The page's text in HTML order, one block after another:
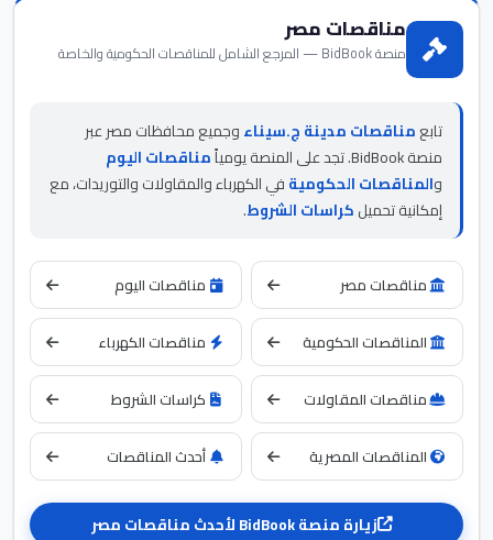
مناقصات مصر
منصة BidBook — المرجع الشامل للمناقصات الحكومية والخاصة
تابعمناقصات مدينة ج.سيناءوجميع محافظات مصر عبر
منصة BidBook. تجد على المنصة يومياً
مناقصات اليوم
والمناقصات الحكوميةفي الكهرباء والمقاولات والتوريدات، مع
إمكانية تحميلكراسات الشروط.
مناقصات مصر مناقصات اليوم
المناقصات الحكومية مناقصات الكهرباء
مناقصات المقاولات كراسات الشروط
المناقصات المصرية أحدث المناقصات
زيارة منصة BidBook لأحدث مناقصات مصر